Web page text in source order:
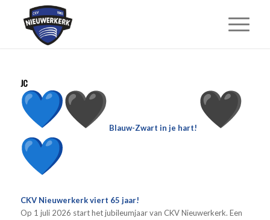
JC
Blauw-Zwart in je hart!
CKV Nieuwerkerk viert 65 jaar!
Op 1 juli 2026 start het jubileumjaar van CKV Nieuwerkerk. Een